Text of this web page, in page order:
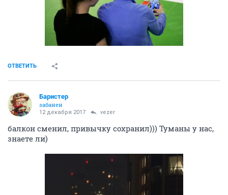
ОТВЕТИТЬ
Баристер
забанен
12 декабря 2017 vezer
балкон сменил, привычку сохранил))) Туманы у нас,
знаете ли)